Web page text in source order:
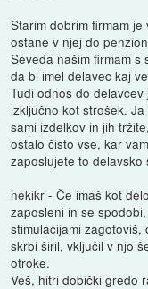
Starim dobrim firmam
ostane v njej do
Seveda našim firmam s
da bi imel delavec kaj
Tudi odnos do
izključno kot strošek.
sami izdelkov in jih
ostalo čisto vse, kar
zaposlujete to delavsko
nekikr - Če imaš kot
zaposleni in se
stimulacijami
skrbi širil, vključil v njo
otroke.
Veš, hitri dobički gredo